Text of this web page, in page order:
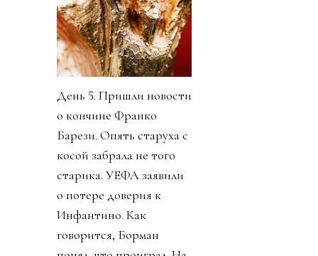
День 5. Пришли новости
о кончине Франко
Барези. Опять старуха с
косой забрала не того
старика. УЕФА заявили
о потере доверия к
Инфантино. Как
говорится, Борман